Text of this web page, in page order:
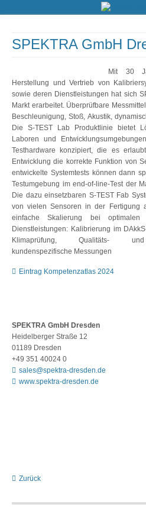
SPEKTRA GmbH
Mit 30
Herstellung und Vertrieb von
sowie deren Dienstleistungen hat sich
Markt erarbeitet. Überprüfbare
Beschleunigung, Stoß, Akustik,
Die S-TEST Lab Produktlinie bietet
Laboren und
Testhardware konzipiert, die es
Entwicklung die korrekte Funktion von
entwickelte Systemtests können dann
Testumgebung im end-of-line-Test der
Die dazu einsetzbaren S-TEST Fab
von vielen Sensoren in der Fertigung
einfache Skalierung bei
Dienstleistungen: Kalibrierung im
Klimaprüfung, Qualitäts- und
kundenspezifische Messungen
Eintrag Kompetenzatlas 2024
SPEKTRA GmbH Dresden
Heidelberger Straße 12
01189 Dresden
+49 351 40024 0
sales@spektra-dresden.de
www.spektra-dresden.de
Zurück